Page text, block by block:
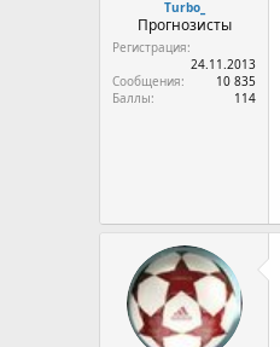
Turbo_
Прогнозисты
Регистрация
24.11.2013
Сообщения
10 835
Баллы
114